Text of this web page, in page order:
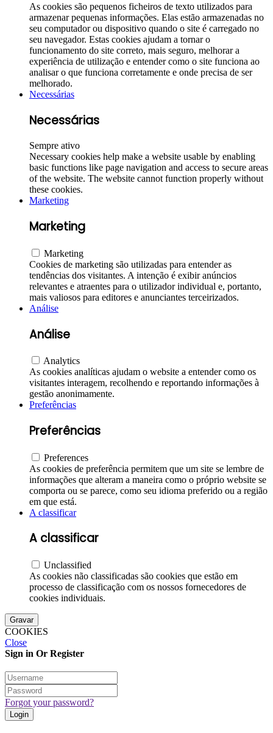
As cookies são pequenos ficheiros de texto utilizados para
armazenar pequenas informações. Elas estão armazenadas no
seu computador ou dispositivo quando o site é carregado no
seu navegador. Estas cookies ajudam a tornar o
funcionamento do site correto, mais seguro, melhorar a
experiência de utilização e entender como o site funciona ao
analisar o que funciona corretamente e onde precisa de ser
melhorado.
Necessárias
Necessárias
Sempre ativo
Necessary cookies help make a website usable by enabling
basic functions like page navigation and access to secure areas
of the website. The website cannot function properly without
these cookies.
Marketing
Marketing
Marketing
Cookies de marketing são utilizadas para entender as
tendências dos visitantes. A intenção é exibir anúncios
relevantes e atraentes para o utilizador individual e, portanto,
mais valiosos para editores e anunciantes terceirizados.
Análise
Análise
Analytics
As cookies analíticas ajudam o website a entender como os
visitantes interagem, recolhendo e reportando informações à
gestão anonimamente.
Preferências
Preferências
Preferences
As cookies de preferência permitem que um site se lembre de
informações que alteram a maneira como o próprio website se
comporta ou se parece, como seu idioma preferido ou a região
em que está.
A classificar
A classificar
Unclassified
As cookies não classificadas são cookies que estão em
processo de classificação com os nossos fornecedores de
cookies individuais.
Gravar
COOKIES
Close
Sign in Or Register
Forgot your password?